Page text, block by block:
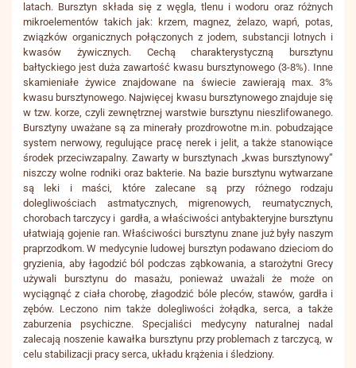
latach. Bursztyn składa się z węgla, tlenu i wodoru oraz różnych
mikroelementów takich jak: krzem, magnez, żelazo, wapń, potas,
związków organicznych połączonych z jodem, substancji lotnych i
kwasów żywicznych. Cechą charakterystyczną bursztynu
bałtyckiego jest duża zawartość kwasu bursztynowego (3-8%). Inne
skamieniałe żywice znajdowane na świecie zawierają max. 3%
kwasu bursztynowego. Najwięcej kwasu bursztynowego znajduje się
w tzw. korze, czyli zewnętrznej warstwie bursztynu nieszlifowanego.
Bursztyny uważane są za minerały prozdrowotne m.in. pobudzające
system nerwowy, regulujące pracę nerek i jelit, a także stanowiące
środek przeciwzapalny. Zawarty w bursztynach „kwas bursztynowy”
niszczy wolne rodniki oraz bakterie. Na bazie bursztynu wytwarzane
są leki i maści, które zalecane są przy różnego rodzaju
dolegliwościach astmatycznych, migrenowych, reumatycznych,
chorobach tarczycy i gardła, a właściwości antybakteryjne bursztynu
ułatwiają gojenie ran. Właściwości bursztynu znane już były naszym
praprzodkom. W medycynie ludowej bursztyn podawano dzieciom do
gryzienia, aby łagodzić ból podczas ząbkowania, a starożytni Grecy
używali bursztynu do masażu, ponieważ uważali że może on
wyciągnąć z ciała chorobę, złagodzić bóle pleców, stawów, gardła i
zębów. Leczono nim także dolegliwości żołądka, serca, a także
zaburzenia psychiczne. Specjaliści medycyny naturalnej nadal
zalecają noszenie kawałka bursztynu przy problemach z tarczycą, w
celu stabilizacji pracy serca, układu krążenia i śledziony.